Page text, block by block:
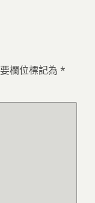
欄位標記為 *